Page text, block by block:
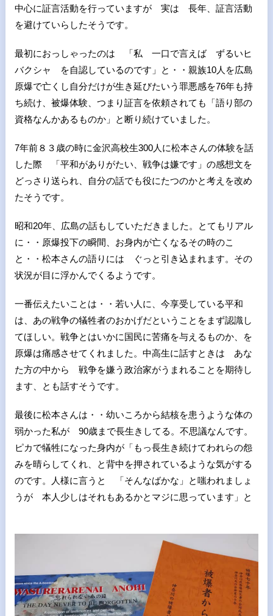
中心に証言活動を行っていますが 実は 長年、証言活動
を避けていらしたそうです。
最初におっしゃったのは 「私 一口で言えば ずるいヒ
バクシャ を自認しているのです」と・・親族10人を広島
原爆で亡くし自分だけが生き延びたいう罪悪感を76年も持
ち続け、被爆体験、つまり証言を依頼されても「語り部の
資格なんかあるものか」と断り続けていました。
7年前８３歳の時に金沢高校生300人に松本さんの体験を話
した際 「平和がありがたい、戦争は嫌です」の感想文を
どっさり送られ、自分の話でも役にたつのかと考えを改め
たそうです。
昭和20年、広島の話もしていただきました。とてもリアル
に・・原爆投下の瞬間、お身内が亡くなるその時のこ
と・・松本さんの語りには ぐっと引き込まれます。その
状況が目に浮かんでくるようです。
一番伝えたいことは・・若い人に、今享受している平和
は、あの戦争の犠牲者のおかげだということをまず認識し
てほしい。戦争とはいかに国民に苦痛を与えるものか、を
原爆は痛感させてくれました。中高生に話すときは あな
た方の中から 戦争を嫌う政治家がうまれることを期待し
ます、とも話すそうです。
最後に松本さんは・・幼いころから結核を患うような体の
弱かった私が 90歳まで長生きしてる。不思議なんです。
ピカで犠牲になった身内が「もっ長生き続けてわれらの怨
みを晴らしてくれ、と背中を押されているような気がする
のです。人様に言うと 「そんなばかな」と嗤われましょ
うが 本人少しはそれもあるかとマジに思っています」と